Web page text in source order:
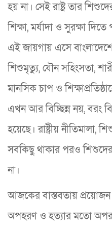
হয় না। সেই রাষ্ট্র তার
শিক্ষা, মর্যাদা ও সুরক্ষা
এই জায়গায় এসে
শিশুমৃত্যু, যৌন সহিংসতা,
মানসিক চাপ ও
এখন আর বিচ্ছিন্ন নয়, বরং
হয়েছে। রাষ্ট্রীয়
সবকিছু থাকার পরও শিশুদের
না।
আজকের বাস্তবতায় প্রয়োজন
অপহরণ ও হত্যার মতো